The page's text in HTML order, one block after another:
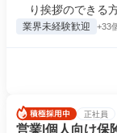
り挨拶のできる
業界未経験歓迎 +33
正社員
営業|個人向け保